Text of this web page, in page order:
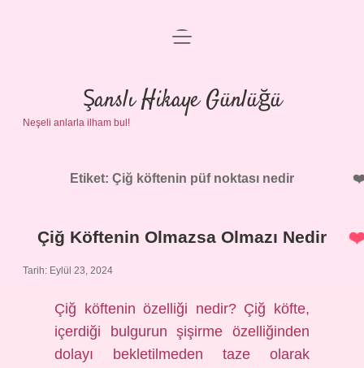
Anasayfa
Gizlilik Politikası
menüyü
Şanslı Hikaye Günlüğü
Neşeli anlarla ilham bul!
Etiket: Çiğ köftenin püf noktası nedir
Çiğ Köftenin Olmazsa Olmazı Nedir
Tarih: Eylül 23, 2024
Çiğ köftenin özelliği nedir? Çiğ köfte,
içerdiği bulgurun şişirme özelliğinden
dolayı bekletilmeden taze olarak